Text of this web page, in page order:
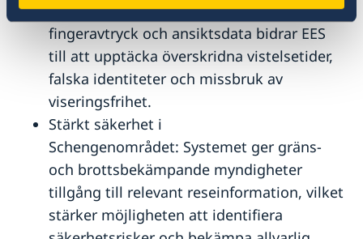
migration: Genom registrering av
fingeravtryck och ansiktsdata bidrar EES
till att upptäcka överskridna vistelsetider,
falska identiteter och missbruk av
viseringsfrihet.
Stärkt säkerhet i
Schengenområdet: Systemet ger gräns-
och brottsbekämpande myndigheter
tillgång till relevant reseinformation, vilket
stärker möjligheten att identifiera